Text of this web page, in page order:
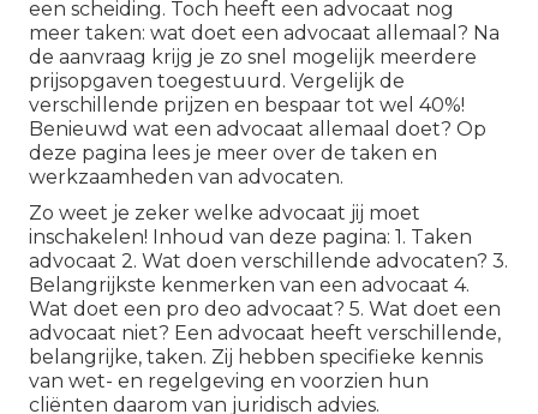
een scheiding. Toch heeft een advocaat nog
meer taken: wat doet een advocaat allemaal? Na
de aanvraag krijg je zo snel mogelijk meerdere
prijsopgaven toegestuurd. Vergelijk de
verschillende prijzen en bespaar tot wel 40%!
Benieuwd wat een advocaat allemaal doet? Op
deze pagina lees je meer over de taken en
werkzaamheden van advocaten.
Zo weet je zeker welke advocaat jij moet
inschakelen! Inhoud van deze pagina: 1. Taken
advocaat 2. Wat doen verschillende advocaten? 3.
Belangrijkste kenmerken van een advocaat 4.
Wat doet een pro deo advocaat? 5. Wat doet een
advocaat niet? Een advocaat heeft verschillende,
belangrijke, taken. Zij hebben specifieke kennis
van wet- en regelgeving en voorzien hun
cliënten daarom van juridisch advies.